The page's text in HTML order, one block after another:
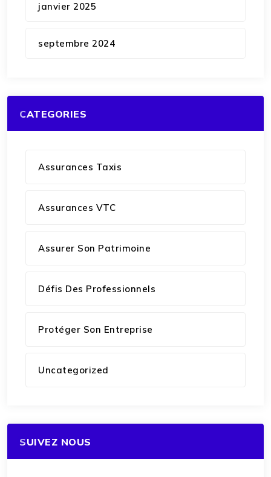
janvier 2025
septembre 2024
CATEGORIES
Assurances Taxis
Assurances VTC
Assurer Son Patrimoine
Défis Des Professionnels
Protéger Son Entreprise
Uncategorized
SUIVEZ NOUS